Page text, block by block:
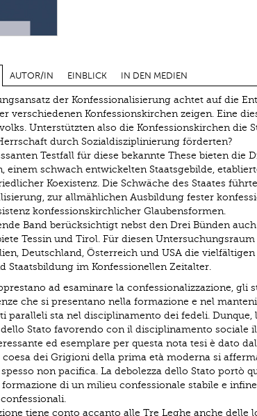
AUTOR/IN EINBLICK IN DEN MEDIEN
der Konfessionalisierung achtet auf die
verschiedenen Konfessionskirchen zeigen. Eine
Unterstützten also die Konfessionskirchen die
durch Sozialdisziplinierung förderten?
Testfall für diese bekannte These bieten die
einem schwach entwickelten Staatsgebilde,
Koexistenz. Die Schwäche des Staates
zur allmählichen Ausbildung fester
konfessionskirchlicher Glaubensformen.
Band berücksichtigt nebst den Drei Bünden
Tessin und Tirol. Für diesen
Deutschland, Österreich und USA die
Staatsbildung im Konfessionellen Zeitalter.
ad esaminare la confessionalizzazione, gli
che si presentano nella formazione e nel
paralleli sta nel disciplinamento dei fedeli.
Stato favorendo con il disciplinamento sociale
ed esemplare per questa nota tesi è dato
coesa dei Grigioni della prima età moderna si
non pacifica. La debolezza dello Stato portò
di un milieu confessionale stabile e
tiene conto accanto alle Tre Leghe anche